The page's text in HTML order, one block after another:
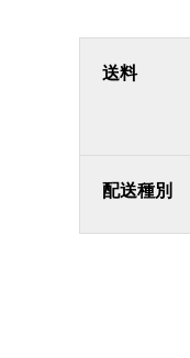
送料
配送種別